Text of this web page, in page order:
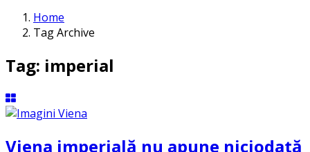
Home
Tag Archive
Tag: imperial
Viena imperială nu apune niciodată